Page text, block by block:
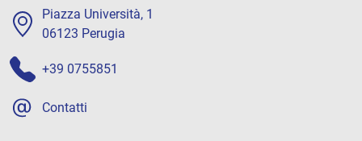
Piazza Università, 1
06123 Perugia
+39 0755851
Contatti